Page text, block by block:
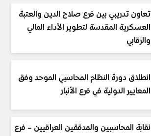
تعاون تدريبي بين فرع صلاح الدين والعتبة
العسكرية المقدسة لتطوير الأداء المالي
والرقابي
انطلاق دورة النظام المحاسبي الموحد وفق
المعايير الدولية في فرع الأنبار
نقابة المحاسبين والمدققين العراقيين – فرع